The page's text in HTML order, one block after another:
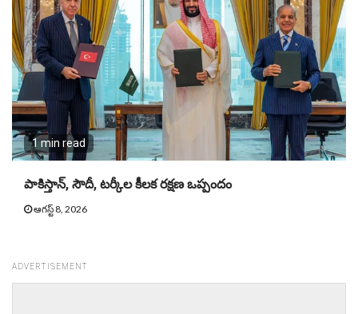
1 min read
పాకిస్తాన్, సౌదీ, టర్కీల కీలక రక్షణ ఒప్పందం
ఆగస్ట్ 8, 2026
ADVERTISEMENT